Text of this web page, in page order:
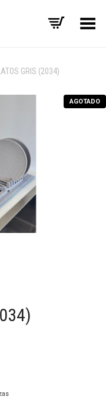
Menú
GRIS (2034)
AGOTADO